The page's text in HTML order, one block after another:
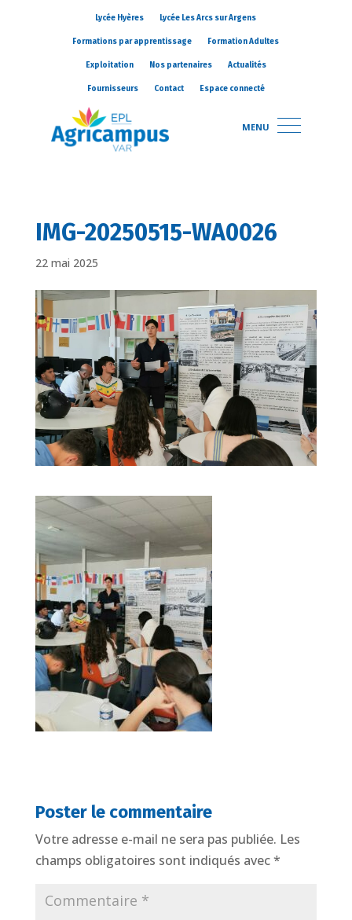
Lycée Hyères Lycée Les Arcs sur Argens
Formations par apprentissage Formation Adultes
Exploitation Nos partenaires Actualités
Fournisseurs Contact Espace connecté
MENU
IMG-20250515-WA0026
22 mai 2025
Poster le commentaire
Votre adresse e-mail ne sera pas publiée. Les
champs obligatoires sont indiqués avec*